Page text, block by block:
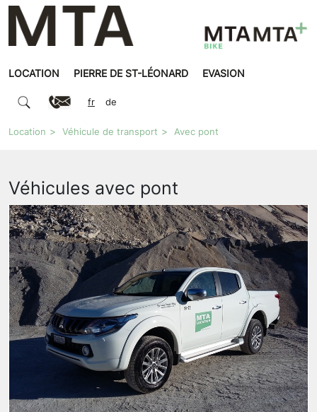
LOCATION PIERRE DE ST-LÉONARD EVASION
fr de
Location Véhicule de transport Avec pont
Véhicules avec pont